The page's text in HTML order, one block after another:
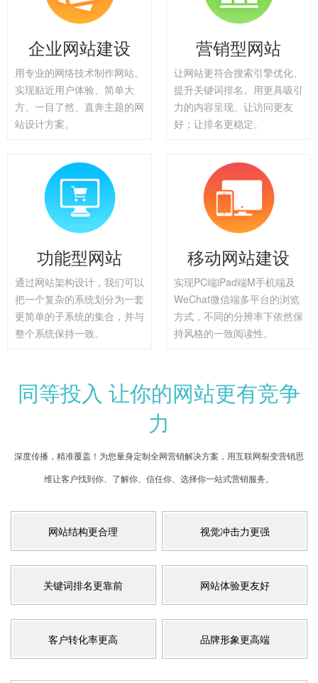
企业网站建设
用专业的网络技术制作网站。
实现贴近用户体验、简单大
方、一目了然、直奔主题的网
站设计方案。
营销型网站
让网站更符合搜索引擎优化、
提升关键词排名。用更具吸引
力的内容呈现、让访问更友
好；让排名更稳定。
功能型网站
通过网站架构设计，我们可以
把一个复杂的系统划分为一套
更简单的子系统的集合，并与
整个系统保持一致。
移动网站建设
实现PC端iPad端M手机端及
WeChat微信端多平台的浏览
方式，不同的分辨率下依然保
持风格的一致阅读性。
同等投入 让你的网站更有竞争
力
深度传播，精准覆盖！为您量身定制全网营销解决方案，用互联网裂变营销思
维让客户找到你、了解你、信任你、选择你一站式营销服务。
网站结构更合理 视觉冲击力更强
关键词排名更靠前 网站体验更友好
客户转化率更高 品牌形象更高端